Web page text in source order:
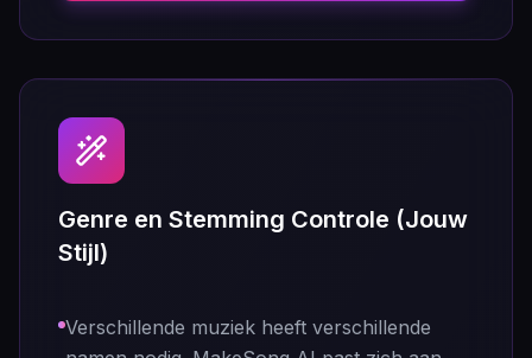
Genre en Stemming Controle (Jouw
Stijl)
Verschillende muziek heeft verschillende